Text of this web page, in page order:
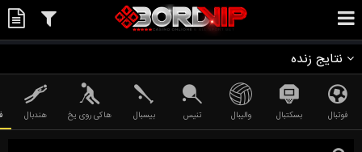
نتایج زنده
فوتبال بسکتبال والیبال تنیس بیسبال هاکی روی یخ هندبال